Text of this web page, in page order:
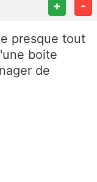
+ -
presque tout
boite
de